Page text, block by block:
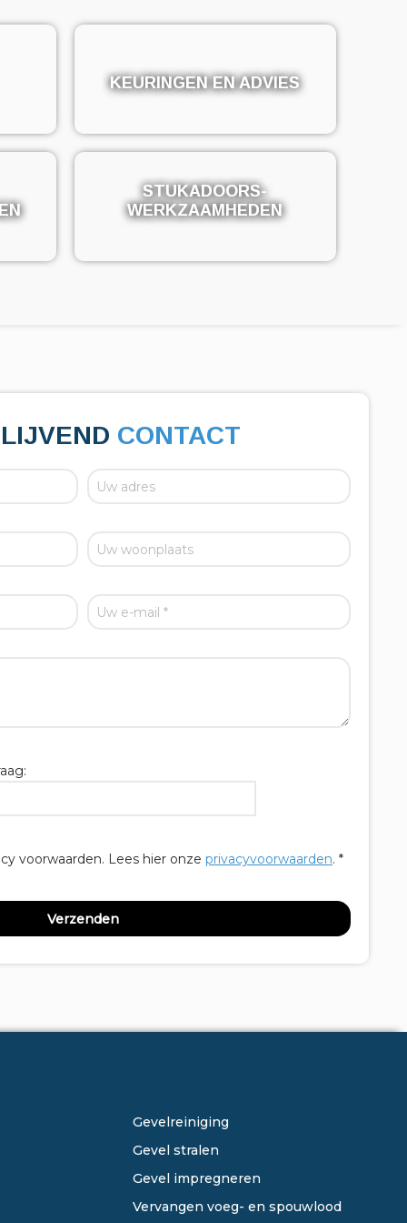
KEURINGEN EN ADVIES
KEURINGEN EN ADVIES
STUKADOORS-
WERKZAAMHEDEN
STUKADOORS-
WERKZAAMHEDEN
CONTACT
voorwaarden. Lees hier onze privacyvoorwaarden. *
Gevelreiniging
Gevel stralen
Gevel impregneren
Vervangen voeg- en spouwlood